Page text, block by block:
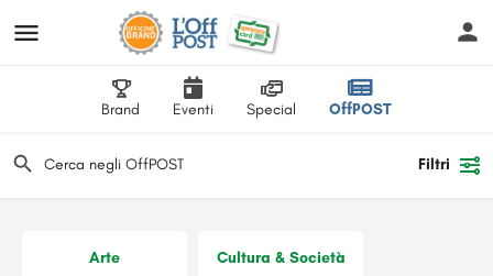
Brand Eventi Special OffPOST
Filtri
Arte Cultura & Società